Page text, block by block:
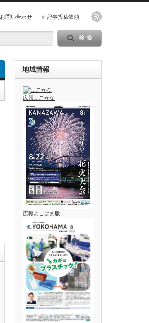
お問い合わせ 記事投稿依頼
地域情報
広報よこかな
広報よこはま版